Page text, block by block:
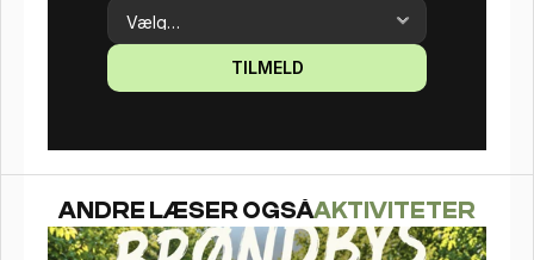
TILMELD
ANDRE LÆSER OGSÅAKTIVITETER